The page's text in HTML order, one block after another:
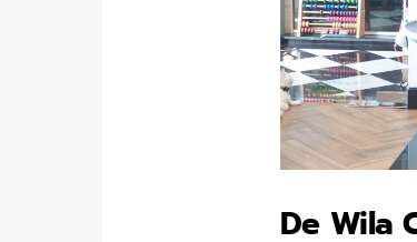
De Wila